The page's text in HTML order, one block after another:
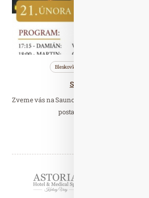
Bleskovky
SÍLA MOCI – Saunová noc
Zveme vás na Saunovou noc SÍLA MOCI. Spojí
postavami historickými,